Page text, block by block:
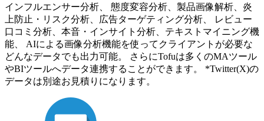
インフルエンサー分析、 態度変容分析、製品画像解析、炎
上防止・リスク分析、広告ターゲティング分析、 レビュー
口コミ分析、本音・インサイト分析、テキストマイニング機
能、 AIによる画像分析機能を使ってクライアントが必要な
どんなデータでも出力可能。 さらにTofuは多くのMAツール
やBIツールへデータ連携することができます。 *Twitter(X)の
データは別途お見積りになります。